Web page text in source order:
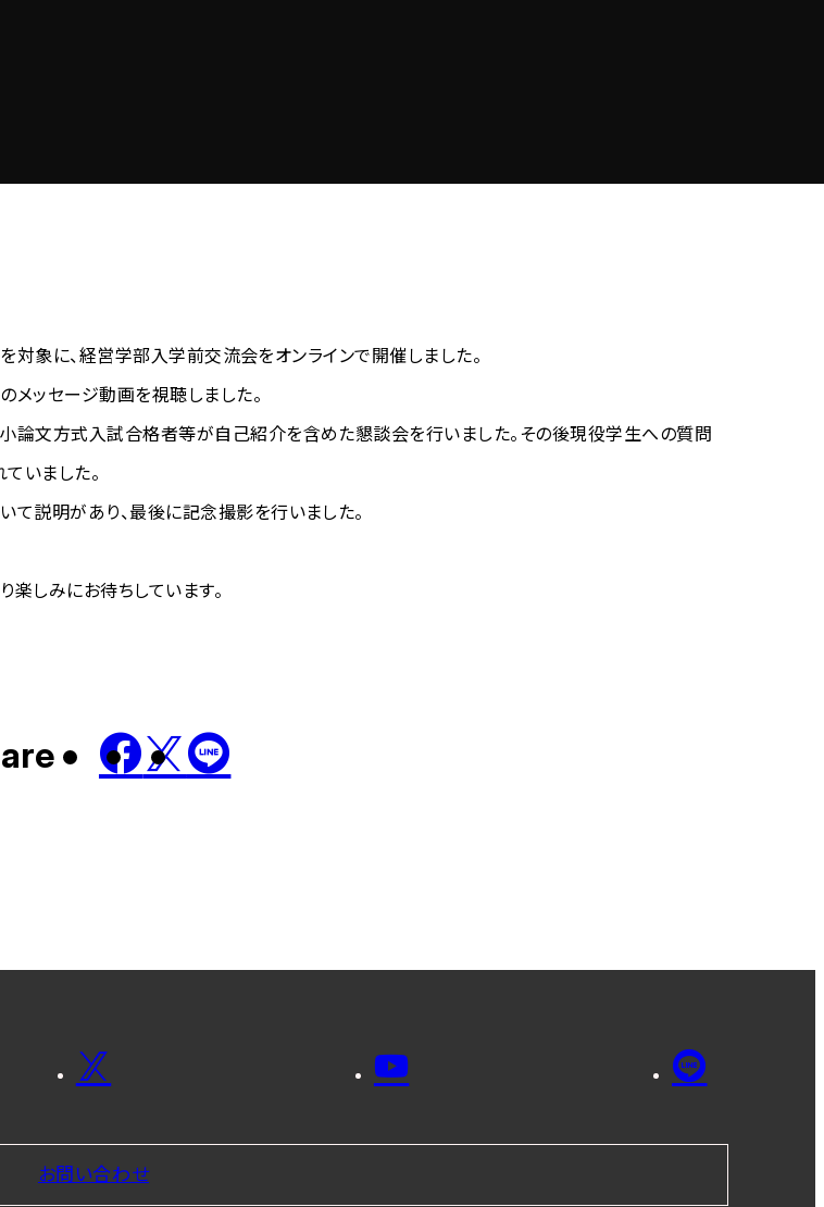
象に、経営学部入学前交流会をオンラインで開催しました。
メッセージ動画を視聴しました。
論文方式入試合格者等が自己紹介を含めた懇談会を行いました。その後現役学生への質問
いました。
説明があり、最後に記念撮影を行いました。
しみにお待ちしています。
お問い合わせ